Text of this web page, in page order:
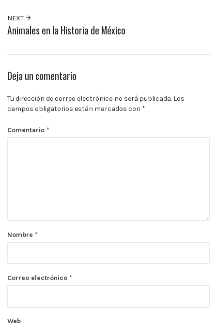
NEXT
Animales en la Historia de México
Deja un comentario
Tu dirección de correo electrónico no será publicada. Los
campos obligatorios están marcados con *
Comentario *
Nombre *
Correo electrónico *
Web